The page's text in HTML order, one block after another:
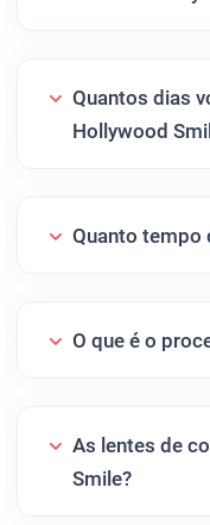
Quantos dias
Hollywood
Quanto tempo
O que é o
As lentes de
Smile?